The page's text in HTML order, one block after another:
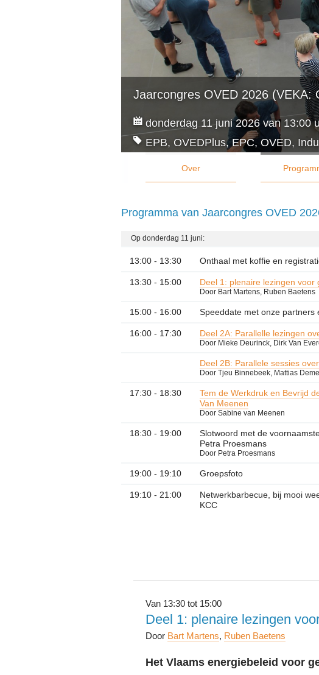
Jaarcongres OVED 2026 (VEKA:
donderdag 11 juni 2026 van 13:00
EPB, OVEDPlus, EPC, OVED,
Over
Programma van Jaarcongres OVED
Op donderdag 11 juni:
13:00 - 13:30 Onthaal met koffie en
13:30 - 15:00 Deel 1: plenaire lezingen voor
Door Bart Martens, Ruben Baetens
15:00 - 16:00 Speeddate met onze partners
16:00 - 17:30 Deel 2A: Parallelle lezingen
Door Mieke Deurinck, Dirk Van
Deel 2B: Parallele sessies
Door Tjeu Binnebeek, Mattias
17:30 - 18:30
Tem de Werkdruk en Bevrijd
Van Meenen
Door Sabine van Meenen
18:30 - 19:00
Slotwoord met de
Petra Proesmans
Door Petra Proesmans
19:00 - 19:10 Groepsfoto
19:10 - 21:00
Netwerkbarbecue, bij mooi
KCC
Van 13:30 tot 15:00
Deel 1: plenaire lezingen
Door Bart Martens, Ruben Baetens
Het Vlaams energiebeleid voor